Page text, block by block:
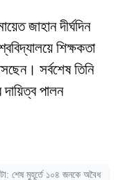
জাহান দীর্ঘদিন
শিক্ষকতা
সর্বশেষ তিনি
দায়িত্ব পালন
শেষ মুহূর্তে ১০৪ জনকে অবৈধ